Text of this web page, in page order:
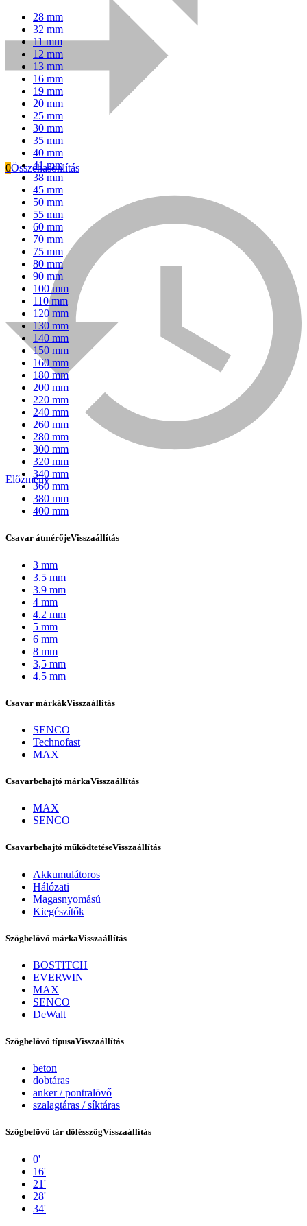
Everwin
Bühnen
Bostitch
Tex Year
0Összehasonlítás
Előzmény
28 mm
32 mm
11 mm
12 mm
13 mm
16 mm
19 mm
20 mm
25 mm
30 mm
35 mm
40 mm
41 mm
38 mm
45 mm
50 mm
55 mm
60 mm
70 mm
75 mm
80 mm
90 mm
100 mm
110 mm
120 mm
130 mm
140 mm
150 mm
160 mm
180 mm
200 mm
220 mm
240 mm
260 mm
280 mm
300 mm
320 mm
340 mm
360 mm
380 mm
400 mm
Csavar átmérőjeVisszaállítás
3 mm
3.5 mm
3.9 mm
4 mm
4.2 mm
5 mm
6 mm
8 mm
3,5 mm
4.5 mm
Csavar márkákVisszaállítás
SENCO
Technofast
MAX
Csavarbehajtó márkaVisszaállítás
MAX
SENCO
Csavarbehajtó működtetéseVisszaállítás
Akkumulátoros
Hálózati
Magasnyomású
Kiegészítők
Szögbelövő márkaVisszaállítás
BOSTITCH
EVERWIN
MAX
SENCO
DeWalt
Szögbelövő típusaVisszaállítás
beton
dobtáras
anker / pontralövő
szalagtáras / síktáras
Szögbelövő tár dőlésszögVisszaállítás
0'
16'
21'
28'
34'